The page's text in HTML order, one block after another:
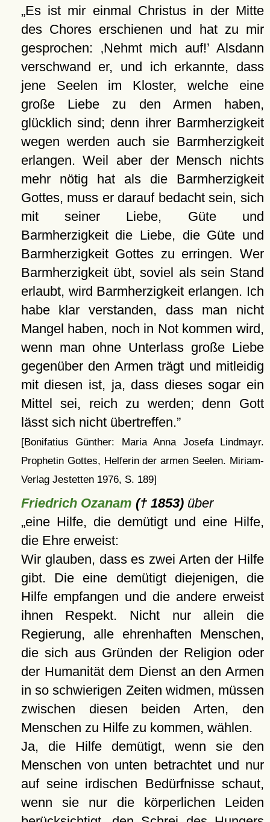
Es ist mir einmal Christus in der Mitte
des Chores erschienen und hat zu mir
gesprochen:
Nehmt mich auf!
Alsdann
verschwand er, und ich erkannte, dass
jene Seelen im Kloster, welche eine
große Liebe zu den Armen haben,
glücklich sind; denn ihrer Barmherzigkeit
wegen werden auch sie Barmherzigkeit
erlangen. Weil aber der Mensch nichts
mehr nötig hat als die Barmherzigkeit
Gottes, muss er darauf bedacht sein, sich
mit seiner Liebe, Güte und
Barmherzigkeit die Liebe, die Güte und
Barmherzigkeit Gottes zu erringen. Wer
Barmherzigkeit übt, soviel als sein Stand
erlaubt, wird Barmherzigkeit erlangen. Ich
habe klar verstanden, dass man nicht
Mangel haben, noch in Not kommen wird,
wenn man ohne Unterlass große Liebe
gegenüber den Armen trägt und mitleidig
mit diesen ist, ja, dass dieses sogar ein
Mittel sei, reich zu werden; denn Gott
lässt sich nicht übertreffen.
[Bonifatius Günther: Maria Anna Josefa Lindmayr.
Prophetin Gottes, Helferin der armen Seelen. Miriam-
Verlag Jestetten 1976, S. 189]
Friedrich Ozanam († 1853)über
eine Hilfe, die demütigt und eine Hilfe,
die Ehre erweist:
Wir glauben, dass es zwei Arten der Hilfe
gibt. Die eine demütigt diejenigen, die
Hilfe empfangen und die andere erweist
ihnen Respekt. Nicht nur allein die
Regierung, alle ehrenhaften Menschen,
die sich aus Gründen der Religion oder
der Humanität dem Dienst an den Armen
in so schwierigen Zeiten widmen, müssen
zwischen diesen beiden Arten, den
Menschen zu Hilfe zu kommen, wählen.
Ja, die Hilfe demütigt, wenn sie den
Menschen von unten betrachtet und nur
auf seine irdischen Bedürfnisse schaut,
wenn sie nur die körperlichen Leiden